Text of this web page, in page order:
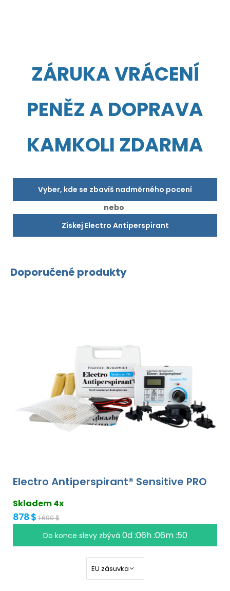
ZÁRUKA VRÁCENÍ
PENĚZ A DOPRAVA
KAMKOLI ZDARMA
Vyber, kde se zbavíš nadměrného pocení
nebo
Získej Electro Antiperspirant
Doporučené produkty
Electro Antiperspirant® Sensitive PRO
Skladem 4x
878 $ 1 690 $
Do konce slevy zbývá 0d :06h :06m :50